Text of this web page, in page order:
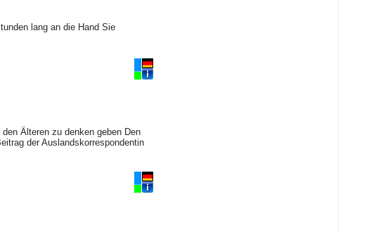
lang an die Hand Sie
Älteren zu denken geben Den
der Auslandskorrespondentin